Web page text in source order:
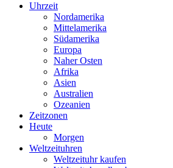
Uhrzeit
Nordamerika
Mittelamerika
Südamerika
Europa
Naher Osten
Afrika
Asien
Australien
Ozeanien
Zeitzonen
Heute
Morgen
Weltzeituhren
Weltzeituhr kaufen